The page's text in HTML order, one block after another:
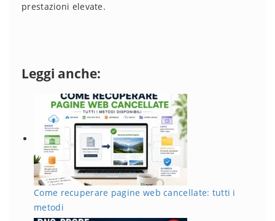
prestazioni elevate.
Leggi anche:
Come recuperare pagine web cancellate: tutti i
metodi